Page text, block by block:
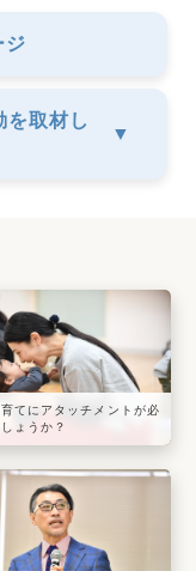
ジ
を取材し
▼
てにアタッチメントが必
ょうか？